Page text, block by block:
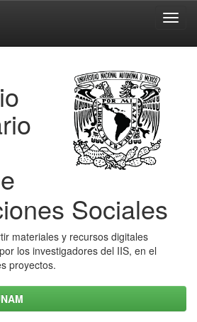
Sociales
materiales y recursos digitales
los investigadores del IIS, en el
proyectos.